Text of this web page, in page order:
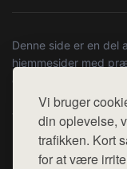
Vi bruger
din oplevelse,
trafikken. Kort
for at være
Denne side er en
hjemmesider med
diverse webshops.
henviser til de
varerne på lager.
© 2026